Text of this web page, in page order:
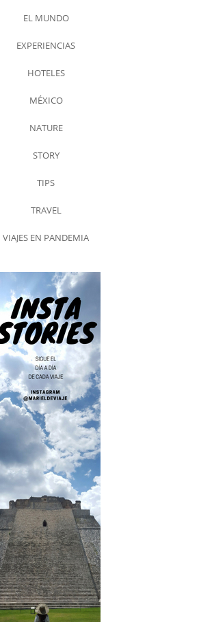
EL MUNDO
EXPERIENCIAS
HOTELES
MÉXICO
NATURE
STORY
TIPS
TRAVEL
VIAJES EN PANDEMIA